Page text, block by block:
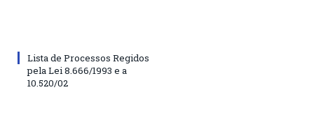
Lista de Processos Regidos
pela Lei 8.666/1993 e a
10.520/02